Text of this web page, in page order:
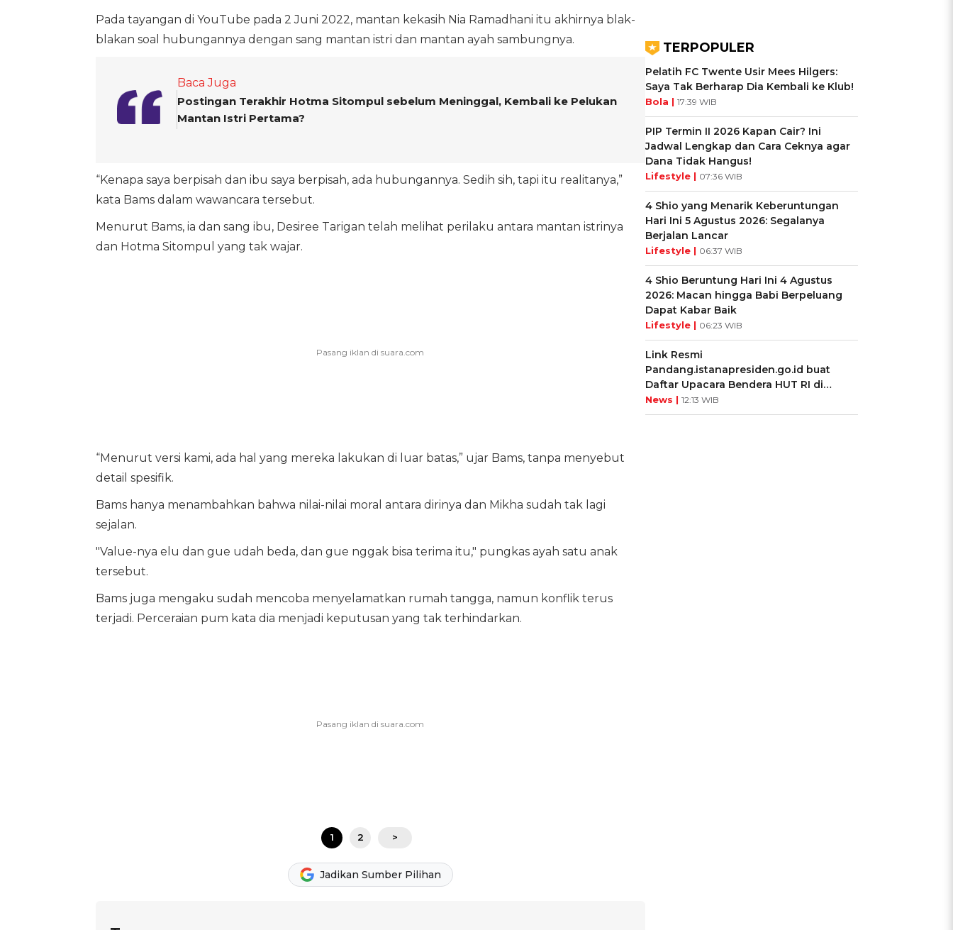
Pada tayangan di YouTube pada 2 Juni 2022, mantan kekasih Nia Ramadhani itu akhirnya blak-
blakan soal hubungannya dengan sang mantan istri dan mantan ayah sambungnya.
Baca Juga
Postingan Terakhir Hotma Sitompul sebelum Meninggal, Kembali ke Pelukan
Mantan Istri Pertama?
“Kenapa saya berpisah dan ibu saya berpisah, ada hubungannya. Sedih sih, tapi itu realitanya,”
kata Bams dalam wawancara tersebut.
Menurut Bams, ia dan sang ibu, Desiree Tarigan telah melihat perilaku antara mantan istrinya
dan Hotma Sitompul yang tak wajar.
“Menurut versi kami, ada hal yang mereka lakukan di luar batas,” ujar Bams, tanpa menyebut
detail spesifik.
Bams hanya menambahkan bahwa nilai-nilai moral antara dirinya dan Mikha sudah tak lagi
sejalan.
"Value-nya elu dan gue udah beda, dan gue nggak bisa terima itu," pungkas ayah satu anak
tersebut.
Bams juga mengaku sudah mencoba menyelamatkan rumah tangga, namun konflik terus
terjadi. Perceraian pum kata dia menjadi keputusan yang tak terhindarkan.
1 2 >
Jadikan Sumber Pilihan
TERPOPULER
Pelatih FC Twente Usir Mees Hilgers:
Saya Tak Berharap Dia Kembali ke Klub!
Bola | 17:39 WIB
PIP Termin II 2026 Kapan Cair? Ini
Jadwal Lengkap dan Cara Ceknya agar
Dana Tidak Hangus!
Lifestyle | 07:36 WIB
4 Shio yang Menarik Keberuntungan
Hari Ini 5 Agustus 2026: Segalanya
Berjalan Lancar
Lifestyle | 06:37 WIB
4 Shio Beruntung Hari Ini 4 Agustus
2026: Macan hingga Babi Berpeluang
Dapat Kabar Baik
Lifestyle | 06:23 WIB
Link Resmi
Pandang.istanapresiden.go.id buat
Daftar Upacara Bendera HUT RI di
Istana Negara
News | 12:13 WIB